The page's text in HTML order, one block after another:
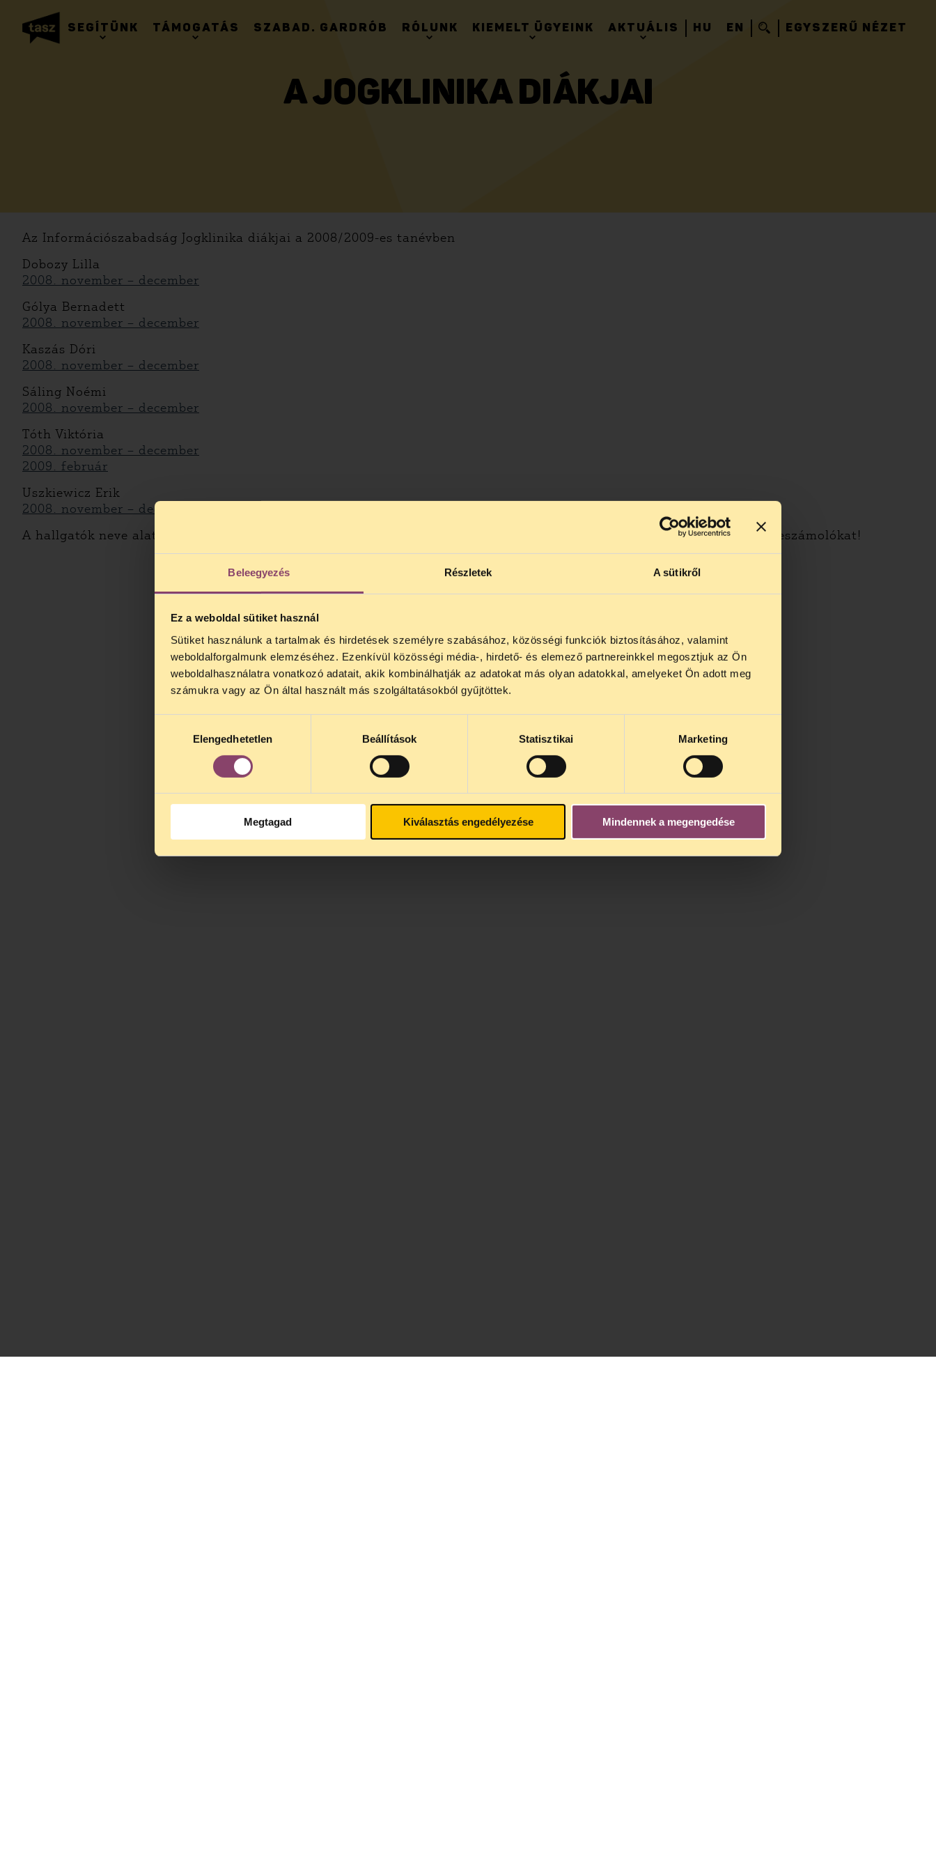
Beleegyezés Részletek A sütikről
Ez a weboldal sütiket használ
Sütiket használunk a tartalmak és hirdetések személyre szabásához, közösségi funkciók biztosításához, valamint
weboldalforgalmunk elemzéséhez. Ezenkívül közösségi média-, hirdető- és elemező partnereinkkel megosztjuk az Ön
weboldalhasználatra vonatkozó adatait, akik kombinálhatják az adatokat más olyan adatokkal, amelyeket Ön adott meg
számukra vagy az Ön által használt más szolgáltatásokból gyűjtöttek.
kiválasztásaElengedhetetlen Beállítások Statisztikai Marketing
Megtagad Kiválasztás engedélyezése Mindennek a megengedése
SEGÍTÜNK TÁMOGATÁS SZABAD. GARDRÓB RÓLUNK KIEMELT ÜGYEINK AKTUÁLIS HU EN EGYSZERŰ NÉZET
A JOGKLINIKA DIÁKJAI
Az Információszabadság Jogklinika diákjai a 2008/2009-es tanévben
Dobozy Lilla
2008. november – december
Gólya Bernadett
2008. november – december
Kaszás Dóri
2008. november – december
Sáling Noémi
2008. november – december
Tóth Viktória
2008. november – december
2009. február
Uszkiewicz Erik
2008. november – december
A hallgatók neve alatt található linkekre kattintva elolvashatod a munkahelyi tapasztalataikról, tevékenységükről írt beszámolókat!
TELEFONOS JOGSEGÉLY SZÜNET!
Kedves érdeklődő, Tájékoztatjuk, hogy
telefonos jogsegélyünk július 27 és
augusztus 24 között szünetel
. Az első telefonos jogsegély
augusztus 25-én
kedden, 13 és 15 óra között lesz
jogsegely@tasz.hu
alatt is elér minket.